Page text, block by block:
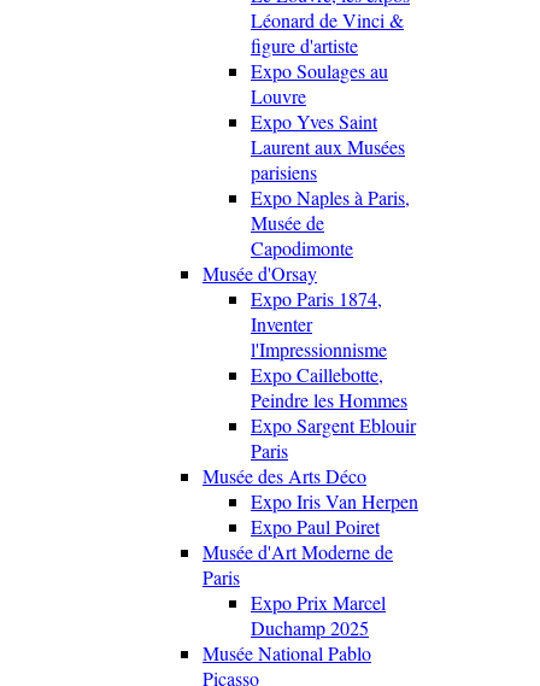
Léonard de Vinci &
figure d'artiste
Expo Soulages au
Louvre
Expo Yves Saint
Laurent aux Musées
parisiens
Expo Naples à Paris,
Musée de
Capodimonte
Musée d'Orsay
Expo Paris 1874,
Inventer
l'Impressionnisme
Expo Caillebotte,
Peindre les Hommes
Expo Sargent Eblouir
Paris
Musée des Arts Déco
Expo Iris Van Herpen
Expo Paul Poiret
Musée d'Art Moderne de
Paris
Expo Prix Marcel
Duchamp 2025
Musée National Pablo
Picasso